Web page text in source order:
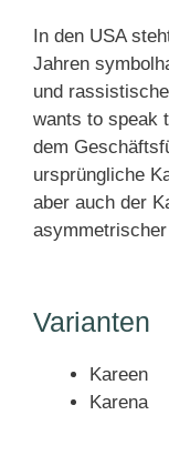
In den USA
Jahren
und
wants to speak
dem
ursprüngliche
aber auch der
Varianten
Kareen
Karena